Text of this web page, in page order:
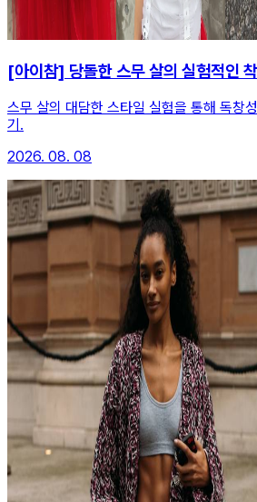
[아이참] 당돌한 스무 살의 실험적인
스무 살의 대담한 스타일 실험을 통해 독창
기.
2026. 08. 08